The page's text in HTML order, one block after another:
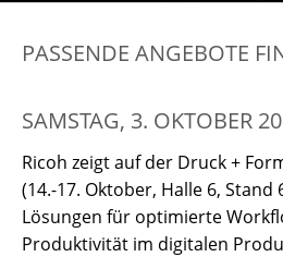
PASSENDE ANGEBOTE
SAMSTAG, 3. OKTOBER
Ricoh zeigt auf der Druck +
(14.-17. Oktober, Halle 6, Stand
Lösungen für optimierte
Produktivität im digitalen